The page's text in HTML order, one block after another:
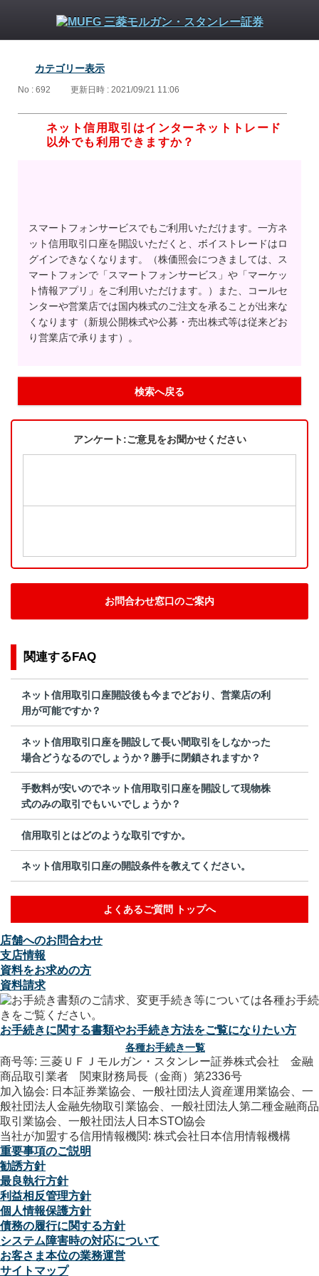
カテゴリー表示
No : 692 更新日時 : 2021/09/21 11:06
ネット信用取引はインターネットトレード
以外でも利用できますか？
スマートフォンサービスでもご利用いただけます。一方ネ
ット信用取引口座を開設いただくと、ボイストレードはロ
グインできなくなります。（株価照会につきましては、ス
マートフォンで「スマートフォンサービス」や「マーケッ
ト情報アプリ」をご利用いただけます。）また、コールセ
ンターや営業店では国内株式のご注文を承ることが出来な
くなります（新規公開株式や公募・売出株式等は従来どお
り営業店で承ります）。
検索へ戻る
アンケート:ご意見をお聞かせください
お問合わせ窓口のご案内
関連するFAQ
ネット信用取引口座開設後も今までどおり、営業店の利
用が可能ですか？
ネット信用取引口座を開設して長い間取引をしなかった
場合どうなるのでしょうか？勝手に閉鎖されますか？
手数料が安いのでネット信用取引口座を開設して現物株
式のみの取引でもいいでしょうか？
信用取引とはどのような取引ですか。
ネット信用取引口座の開設条件を教えてください。
よくあるご質問 トップへ
店舗へのお問合わせ
支店情報
資料をお求めの方
資料請求
お手続きに関する書類やお手続き方法をご覧になりたい方
各種お手続き一覧
商号等: 三菱ＵＦＪモルガン・スタンレー証券株式会社 金融
商品取引業者 関東財務局長（金商）第2336号
加入協会: 日本証券業協会、一般社団法人資産運用業協会、一
般社団法人金融先物取引業協会、一般社団法人第二種金融商品
取引業協会、一般社団法人日本STO協会
当社が加盟する信用情報機関: 株式会社日本信用情報機構
重要事項のご説明
勧誘方針
最良執行方針
利益相反管理方針
個人情報保護方針
債務の履行に関する方針
システム障害時の対応について
お客さま本位の業務運営
サイトマップ